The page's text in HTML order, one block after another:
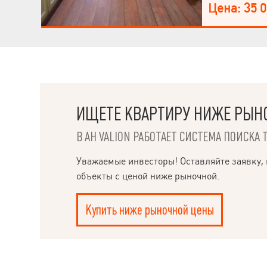
тамбура,
году. Рядом:
Цена: 35
ИЩЕТЕ КВАРТИРУ НИЖЕ
В АН VALION РАБОТАЕТ СИСТЕМА ПОИСКА
Уважаемые инвесторы! Оставляйте
объекты с ценой ниже рыночной.
Купить ниже рыночной цены
НАПИСАТЬ